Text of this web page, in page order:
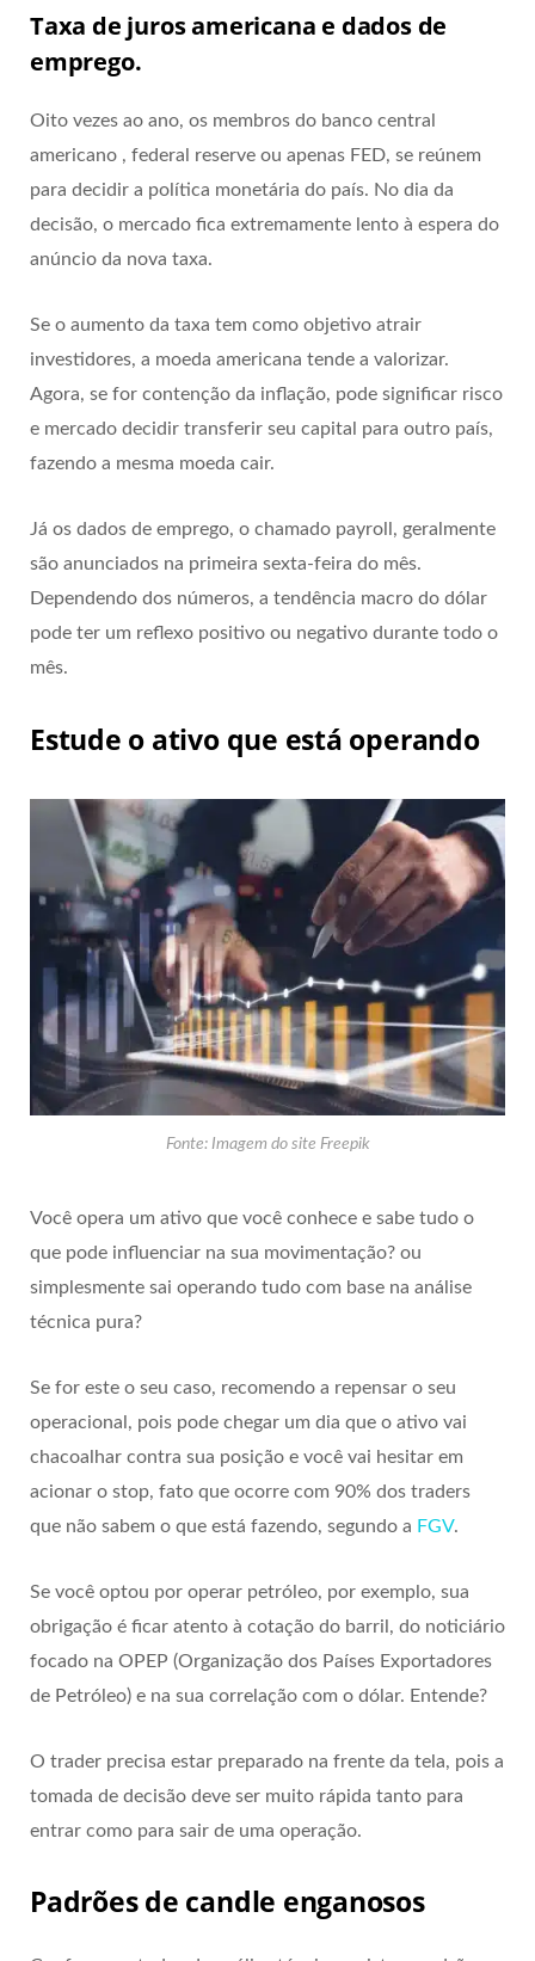
Taxa de juros americana e dados de
emprego.
Oito vezes ao ano, os membros do banco central
americano , federal reserve ou apenas FED, se reúnem
para decidir a política monetária do país. No dia da
decisão, o mercado fica extremamente lento à espera do
anúncio da nova taxa.
Se o aumento da taxa tem como objetivo atrair
investidores, a moeda americana tende a valorizar.
Agora, se for contenção da inflação, pode significar risco
e mercado decidir transferir seu capital para outro país,
fazendo a mesma moeda cair.
Já os dados de emprego, o chamado payroll, geralmente
são anunciados na primeira sexta-feira do mês.
Dependendo dos números, a tendência macro do dólar
pode ter um reflexo positivo ou negativo durante todo o
mês.
Estude o ativo que está operando
Fonte: Imagem do site Freepik
Você opera um ativo que você conhece e sabe tudo o
que pode influenciar na sua movimentação? ou
simplesmente sai operando tudo com base na análise
técnica pura?
Se for este o seu caso, recomendo a repensar o seu
operacional, pois pode chegar um dia que o ativo vai
chacoalhar contra sua posição e você vai hesitar em
acionar o stop, fato que ocorre com 90% dos traders
que não sabem o que está fazendo, segundo a FGV.
Se você optou por operar petróleo, por exemplo, sua
obrigação é ficar atento à cotação do barril, do noticiário
focado na OPEP (Organização dos Países Exportadores
de Petróleo) e na sua correlação com o dólar. Entende?
O trader precisa estar preparado na frente da tela, pois a
tomada de decisão deve ser muito rápida tanto para
entrar como para sair de uma operação.
Padrões de candle enganosos